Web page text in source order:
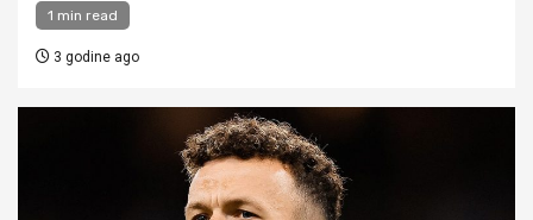
1 min read
3 godine ago